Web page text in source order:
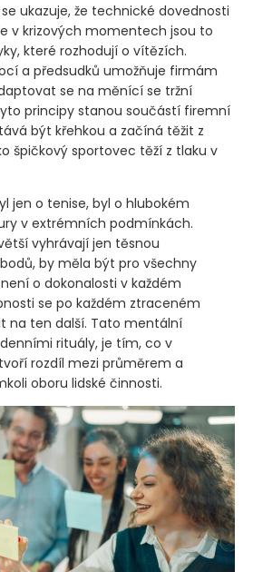
ukazuje, že technické dovednosti
v krizových momentech jsou to
které rozhodují o vítězích.
a předsudků umožňuje firmám
se na měnící se tržní
principy stanou součástí firemní
být křehkou a začíná těžit z
špičkový sportovec těží z tlaku v
jen o tenise, byl o hlubokém
v extrémních podmínkách.
vyhrávají jen těsnou
by měla být pro všechny
o dokonalosti v každém
se po každém ztraceném
na ten další. Tato mentální
rituály, je tím, co v
rozdíl mezi průměrem a
oboru lidské činnosti.